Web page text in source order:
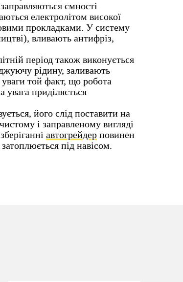
ємності
електролітом високої
прокладками. У систему
вливають антифріз,
період також виконується
рідину, заливають
той факт, що робота
увага приділяється
його слід поставити на
і заправленому вигляді
автогрейдер повинен
під навісом.